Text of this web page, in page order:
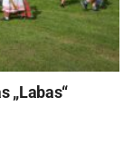
„Labas“